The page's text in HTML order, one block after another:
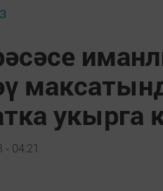
укырга
- 04:21